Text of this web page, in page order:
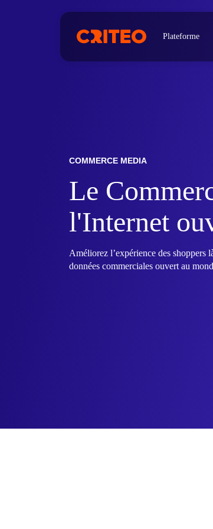
Plateforme
COMMERCE MEDIA
Le
l'Internet
Améliorez l’expérience des shoppers
données commerciales ouvert au